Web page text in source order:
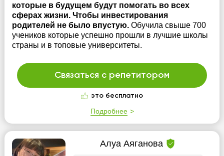
которые в будущем будут помогать во всех
сферах жизни. Чтобы инвестирования
родителей не было впустую. Обучила свыше 700
учеников которые успешно прошли в лучшие школы
страны и в топовые университеты.
Связаться с репетитором
это бесплатно
Подробнее
Алуа Аяганова